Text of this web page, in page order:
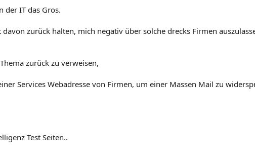
der IT das Gros.
zurück halten, mich negativ über solche drecks Firmen
zurück zu verweisen,
Services Webadresse von Firmen, um einer Massen Mail zu
Test Seiten..